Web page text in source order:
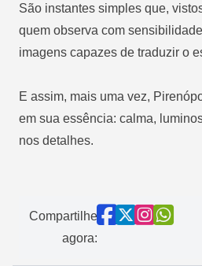
São instantes simples que,
quem observa com
imagens capazes de traduzir o
E assim, mais uma vez,
em sua essência: calma,
nos detalhes.
Compartilhe
agora: